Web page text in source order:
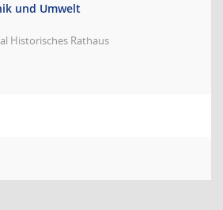
und Umwelt
Historisches Rathaus